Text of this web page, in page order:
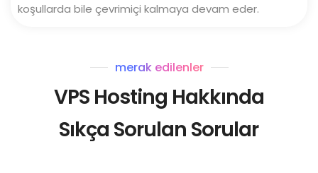
koşullarda bile çevrimiçi kalmaya devam eder.
merak edilenler
VPS Hosting Hakkında
Sıkça Sorulan Sorular